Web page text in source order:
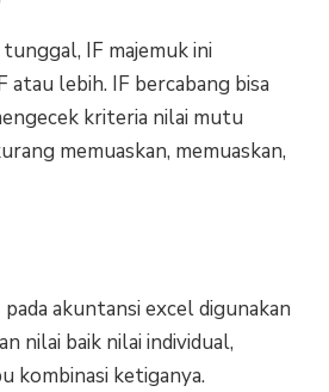
IF majemuk ini
lebih. IF bercabang bisa
kriteria nilai mutu
memuaskan, memuaskan,
akuntansi excel digunakan
nilai baik nilai individual,
kombinasi ketiganya.